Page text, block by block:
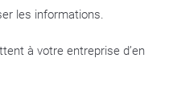
les informations.
à votre entreprise d’en